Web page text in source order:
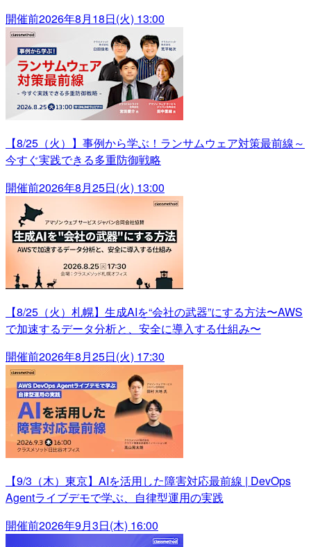
開催前2026年8月18日(火) 13:00
【8/25（火）】事例から学ぶ！ランサムウェア対策最前線～
今すぐ実践できる多重防御戦略
開催前2026年8月25日(火) 13:00
【8/25（火）札幌】生成AIを“会社の武器”にする方法〜AWS
で加速するデータ分析と、安全に導入する仕組み〜
開催前2026年8月25日(火) 17:30
【9/3（木）東京】AIを活用した障害対応最前線 | DevOps
Agentライブデモで学ぶ、自律型運用の実践
開催前2026年9月3日(木) 16:00